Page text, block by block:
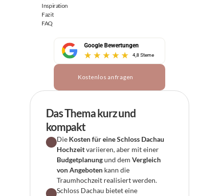
Inspiration
Fazit
FAQ
Google Bewertungen
4,8 Sterne
Kostenlos anfragen
Das Thema kurz und
kompakt
Die Kosten für eine Schloss Dachau
Hochzeit
Budgetplanung und dem Vergleich
von Angeboten kann die
Traumhochzeit realisiert werden.